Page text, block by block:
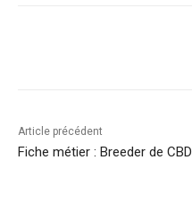
Article précédent
Fiche métier : Breeder de CBD